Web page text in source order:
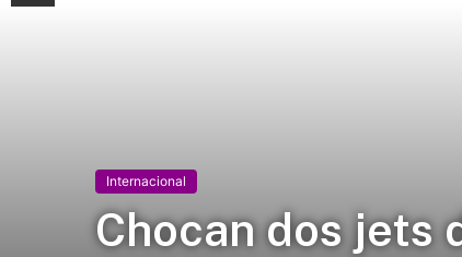
Internacional
Chocan dos jets